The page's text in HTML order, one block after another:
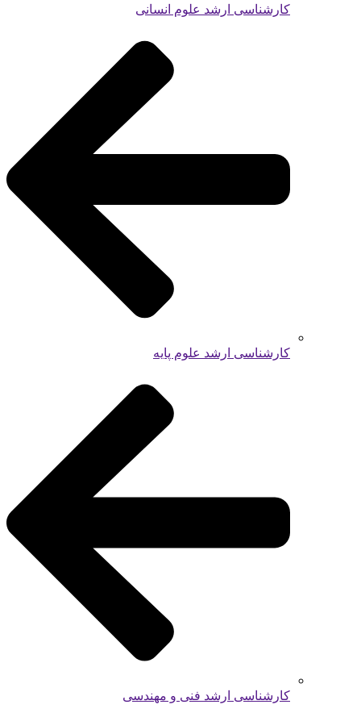
کارشناسی ارشد علوم انسانی
کارشناسی ارشد علوم پایه
کارشناسی ارشد فنی و مهندسی